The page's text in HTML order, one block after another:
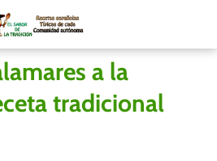
a la
tradicional